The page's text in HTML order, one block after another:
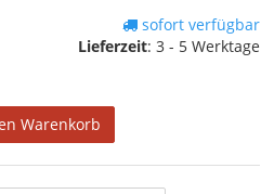
sofort verfügbar
Lieferzeit: 3 - 5 Werktage
Warenkorb